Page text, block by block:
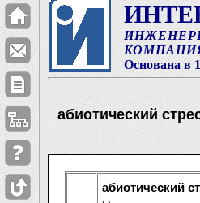
Основана в
абиотический
абиотический